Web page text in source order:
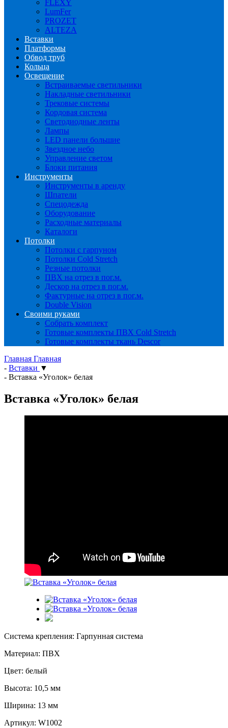
FLEXY
LumFer
PROZET
ALTEZA
Вставки
Платформы
Обвод труб
Кольца
Освещение
Встраиваемые светильники
Накладные светильники
Трековые системы
Кордовая система
Светодиодные ленты
Лампы
LED панели большие
Звездное небо
Управление светом
Блоки питания
Инструменты
Инструменты в аренду
Шпатели
Спецодежда
Оборудование
Расходные материалы
Каталоги
Потолки
Потолки с гарпуном
Потолки Cold Stretch
Резные потолки
ПВХ на отрез в пог.м.
Дескор на отрез в пог.м.
Фактурные на отрез в пог.м.
Double Vision
Своими руками
Собрать комплект
Готовые комплекты ПВХ Cold Stretch
Готовые комплекты ткань Descor
Главная Главная
- Вставки ▼
- Вставка «Уголок» белая
Вставка «Уголок» белая
Система крепления: Гарпунная система
Материал: ПВХ
Цвет: белый
Высота: 10,5 мм
Ширина: 13 мм
Артикул: W1002